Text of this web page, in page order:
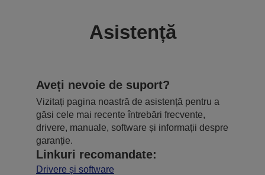
Asistență
Aveți nevoie de suport?
Vizitați pagina noastră de asistență pentru a
găsi cele mai recente întrebări frecvente,
drivere, manuale, software și informații despre
garanție.
Linkuri recomandate:
Drivere și software